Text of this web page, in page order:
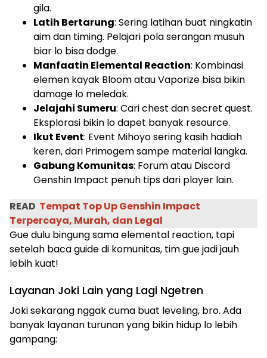
gila.
Latih Bertarung: Sering latihan buat ningkatin
aim dan timing. Pelajari pola serangan musuh
biar lo bisa dodge.
Manfaatin Elemental Reaction: Kombinasi
elemen kayak Bloom atau Vaporize bisa bikin
damage lo meledak.
Jelajahi Sumeru: Cari chest dan secret quest.
Eksplorasi bikin lo dapet banyak resource.
Ikut Event: Event Mihoyo sering kasih hadiah
keren, dari Primogem sampe material langka.
Gabung Komunitas: Forum atau Discord
Genshin Impact penuh tips dari player lain.
READ Tempat Top Up Genshin Impact
Terpercaya, Murah, dan Legal
Gue dulu bingung sama elemental reaction, tapi
setelah baca guide di komunitas, tim gue jadi jauh
lebih kuat!
Layanan Joki Lain yang Lagi Ngetren
Joki sekarang nggak cuma buat leveling, bro. Ada
banyak layanan turunan yang bikin hidup lo lebih
gampang: